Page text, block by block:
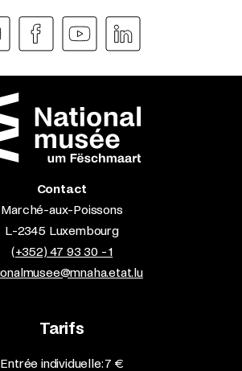
Contact
Marché-aux-Poissons
L-2345 Luxembourg
(+352) 47 93 30 - 1
Tarifs
Entrée individuelle: 7 €